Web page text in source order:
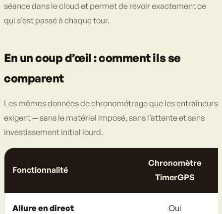
séance dans le cloud et permet de revoir exactement ce
qui s’est passé à chaque tour.
En un coup d’œil : comment ils se
comparent
Les mêmes données de chronométrage que les entraîneurs
exigent — sans le matériel imposé, sans l’attente et sans
investissement initial lourd.
Fonctionnalité
Chronomètre
TimerGPS
Allure en direct Oui